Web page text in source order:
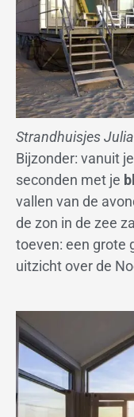
Strandhuisjes
Bijzonder: vanuit
seconden met je
vallen van de
de zon in de zee
toeven: een grote
uitzicht over de